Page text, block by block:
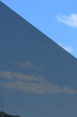
コ
ス
キ
プ